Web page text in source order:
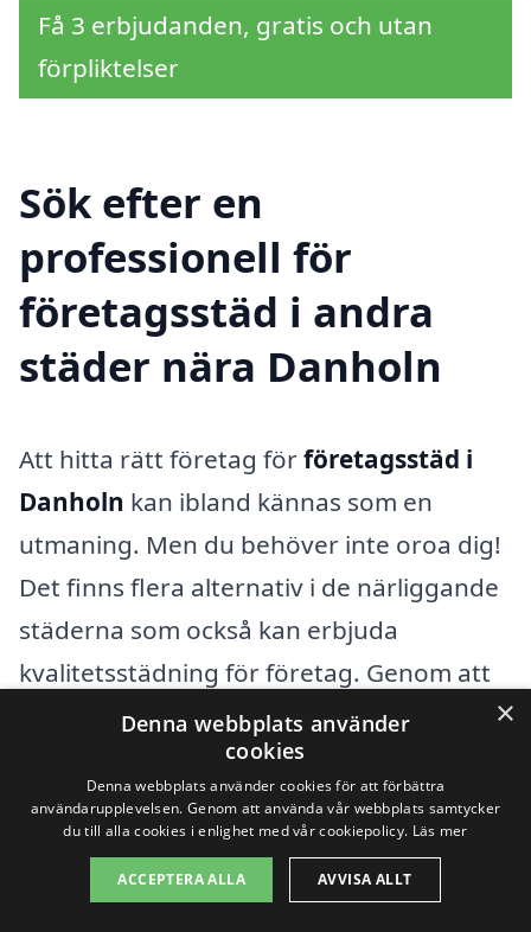
Få 3 erbjudanden, gratis och utan
förpliktelser
Sök efter en
professionell för
företagsstäd i andra
städer nära Danholn
Att hitta rätt företag förföretagsstäd i
Danholn kan ibland kännas som en
utmaning. Men du behöver inte oroa dig!
Det finns flera alternativ i de närliggande
städerna som också kan erbjuda
kvalitetsstädning för företag. Genom att
jämföra olika tjänster och priser i
närliggande områden kan du lätt hitta
den perfekta lösningen för dina
städbehov.
×
Denna webbplats använder
cookies
Denna webbplats använder cookies för att förbättra
användarupplevelsen. Genom att använda vår webbplats samtycker
du till alla cookies i enlighet med vår cookiepolicy. Läs mer
ACCEPTERA ALLA AVVISA ALLT